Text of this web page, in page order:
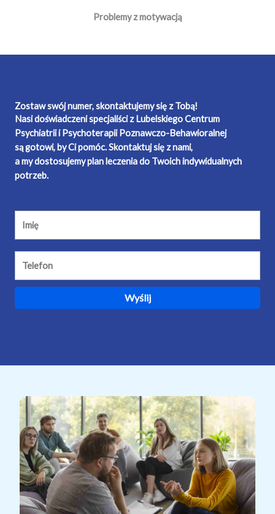
Problemy z motywacją
Zostaw swój numer, skontaktujemy się z Tobą!
Nasi doświadczeni specjaliści z Lubelskiego Centrum
Psychiatrii i Psychoterapii Poznawczo-Behawioralnej
są gotowi, by Ci pomóc. Skontaktuj się z nami,
a my dostosujemy plan leczenia do Twoich indywidualnych
potrzeb.